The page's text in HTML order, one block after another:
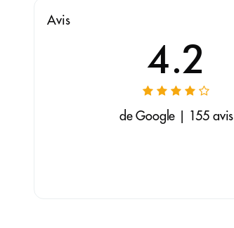
Avis
4.2
de Google | 155 avis